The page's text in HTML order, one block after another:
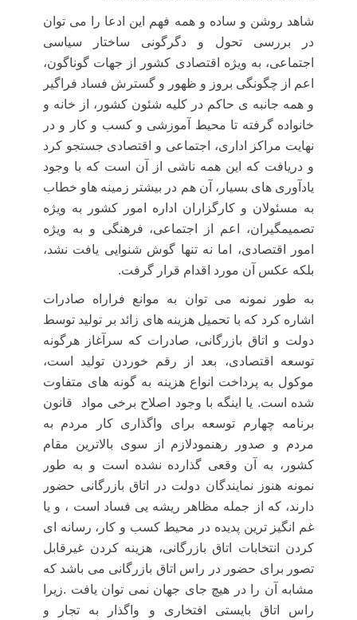
شاهد روشن و ساده و همه فهم این ادعا را می توان
در بررسی تحول و دگرگونی ساختار سیاسی
اجتماعی، به ویژه اقتصادی کشور از جهات گوناگون،
اعم از چگونگی بروز و ظهور و گسترش فساد فراگیر
و همه جانبه ی حاکم در کلیه شئون کشور، از خانه و
خانواده گرفته تا محیط آموزشی و کسب و کار و در
نهایت مراکز اداری، اجتماعی و اقتصادی جستجو کرد
و دریافت که این همه ناشی از آن است که با وجود
یادآوری های بسیار، آن هم در بیشتر زمینه هاو خطاب
به مسئولان و کارگزاران اداره امور کشور به ویژه
تصمیمگیران، اعم از اجتماعی، فرهنگی و به ویژه
امور اقتصادی، اما نه تنها گوش شنوایی یافت نشد،
بلکه عکس آن مورد اقدام قرار گرفت.
به طور نمونه می توان به موانع فراراه صادرات
اشاره کرد که با تحمیل هزینه های زائد بر تولید توسط
دولت و اتاق بازرگانی، صادرات که سرآغاز هرگونه
توسعه اقتصادی، بعد از رقم خوردن تولید است،
موکول به پرداخت انواع هزینه به گونه های متفاوت
شده است. یا اینگه با وجود اصلاح برخی مواد
قانون
برنامه چهارم توسعه برای واگذاری کار مردم به
مردم و صدور رهنمودلازم از سوی بالاترین مقام
کشور، به آن وقعی گذارده نشده است و به طور
نمونه هنوز نمایندگان دولت در اتاق بازرگانی حضور
دارند، که از جمله مظاهر ریشه یی فساد است ، و یا
غم انگیز ترین پدیده در محیط کسب و کار، رسانه ای
کردن انتخابات اتاق بازرگانی، هزینه کردن غیرقابل
تصور برای حضور در راس اتاق بازرگانی می باشد که
مشابه آن را در هیچ جای جهان نمی توان یافت .زیرا
راس اتاق بایستی افتخاری و واگذار به تجار و